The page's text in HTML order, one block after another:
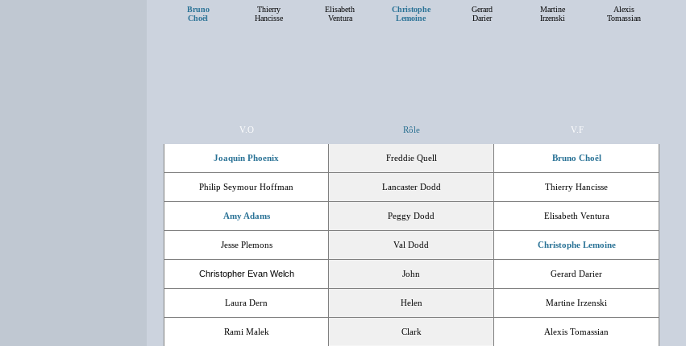
Bruno
Choël
Thierry
Hancisse
Elisabeth
Ventura
Christophe
Lemoine
Gerard
Darier
Martine
Irzenski
Alexis
Tomassian
V.O Rôle V.F
Joaquin Phoenix Freddie Quell Bruno Choël
Philip Seymour Hoffman Lancaster Dodd Thierry Hancisse
Amy Adams Peggy Dodd Elisabeth Ventura
Jesse Plemons Val Dodd Christophe Lemoine
Christopher Evan Welch John Gerard Darier
Laura Dern Helen Martine Irzenski
Rami Malek Clark Alexis Tomassian